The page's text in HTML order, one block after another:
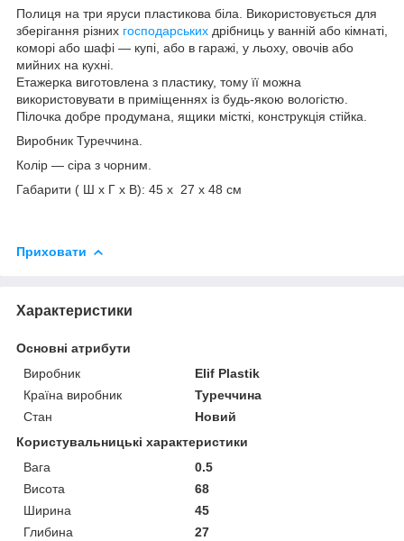
Полиця на три яруси пластикова біла. Використовується для
зберігання різних господарських дрібниць у ванній або кімнаті,
коморі або шафі — купі, або в гаражі, у льоху, овочів або
мийних на кухні.
Етажерка виготовлена з пластику, тому її можна
використовувати в приміщеннях із будь-якою вологістю.
Пілочка добре продумана, ящики місткі, конструкція стійка.
Виробник Туреччина.
Колір — сіра з чорним.
Габарити ( Ш х Г х В): 45 х 27 х 48 см
Приховати
Характеристики
Основні атрибути
Виробник
Elif Plastik
Країна виробник
Туреччина
Стан
Новий
Користувальницькі характеристики
Вага
0.5
Висота
68
Ширина
45
Глибина
27